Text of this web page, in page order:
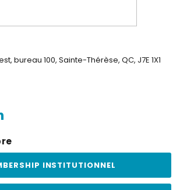
bureau 100, Sainte-Thérèse, QC, J7E 1X1
INSTITUTIONNEL